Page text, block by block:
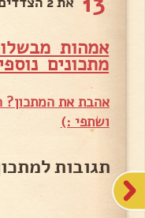
אמהות
מתכונים
אהבת את המתכון?
ושתפי :)
תגובות